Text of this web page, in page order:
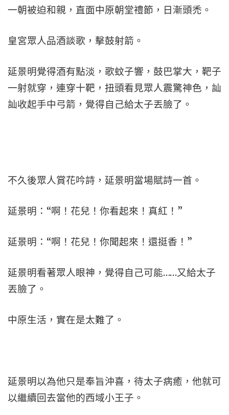
一朝被迫和親，直面中原朝堂禮節，日漸頭禿。
皇宮眾人品酒談歌，擊鼓射箭。
延景明覺得酒有點淡，歌蚊子響，鼓巴掌大，靶子
一射就穿，連穿十靶，扭頭看見眾人震驚神色，訕
訕收起手中弓箭，覺得自己給太子丟臉了。
不久後眾人賞花吟詩，延景明當場賦詩一首。
延景明：“啊！花兒！你看起來！真紅！”
延景明：“啊！花兒！你聞起來！還挺香！”
延景明看著眾人眼神，覺得自己可能……又給太子
丟臉了。
中原生活，實在是太難了。
延景明以為他只是奉旨沖喜，待太子病癒，他就可
以繼續回去當他的西域小王子。